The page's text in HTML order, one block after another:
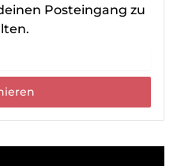
Posteingang zu